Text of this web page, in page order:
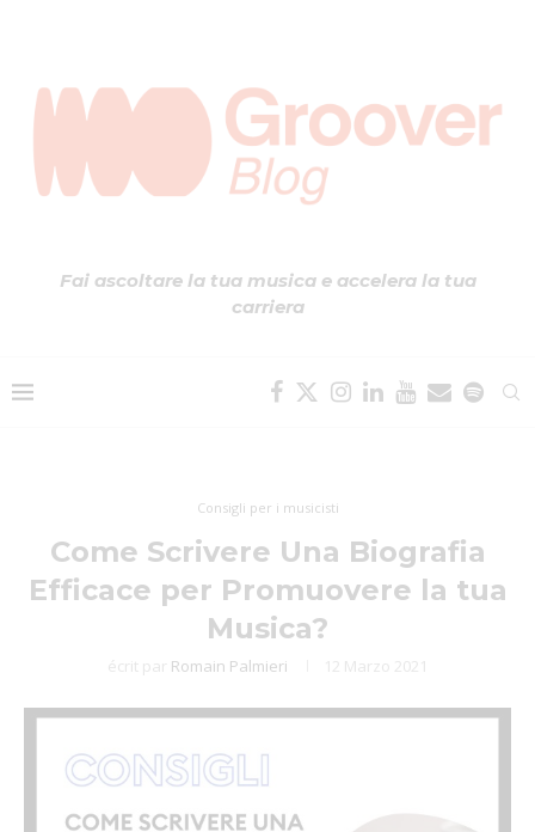
Fai ascoltare la tua musica e accelera la tua
carriera
Consigli per i musicisti
Come Scrivere Una Biografia
Efficace per Promuovere la tua
Musica?
écrit par Romain Palmieri 12 Marzo 2021